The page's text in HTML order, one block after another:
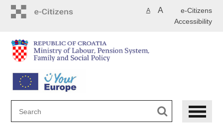
e-Citizens
A A
Accessibility